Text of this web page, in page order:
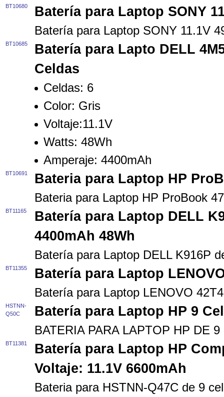
BT10680 Batería para Laptop SONY
Batería para Laptop SONY 11.1V
BT10685
Batería para Lapto DELL
Celdas
Celdas: 6
Color: Gris
Voltaje:11.1V
Watts: 48Wh
Amperaje: 4400mAh
BT10691 Bateria para Laptop HP
Bateria para Laptop HP ProBook
BT11165
Batería para Laptop DELL
4400mAh 48Wh
Batería para Laptop DELL K916P
BT11355 Batería para Laptop
Batería para Laptop LENOVO
HSTNN-
Q50C
Batería para Laptop HP 9
BATERIA PARA LAPTOP HP DE
BT11381
Batería para Laptop HP
Voltaje: 11.1V 6600mAh
Bateria para HSTNN-Q47C de 9